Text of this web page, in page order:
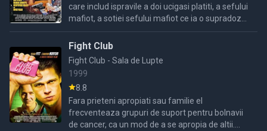
care includ ispravile a doi ucigasi platiti, a sefului
mafiot, a sotiei sefului mafiot ce ia o supradoza
de droguri, a unui boxer ce este somat sa ...
Fight Club
Fight Club - Sala de Lupte
1999
8.8
Fara prieteni apropiati sau familie el
frecventeaza grupuri de suport pentru bolnavii
de cancer, ca un mod de a se apropia de altii.